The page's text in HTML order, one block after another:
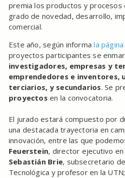
premia los productos y
grado de novedad, desarrollo,
comercial.
Este año, según informala
proyectos participantes se
investigadores, empresas y
emprendedores e inventores,
terciarios, y secundarios. Se
proyectos en la convocatoria.
El jurado estará compuesto por
una destacada trayectoria en
innovación, entre las que
Feuerstein, director ejecutivo en
Sebastián Brie, subsecretario
Tecnológica y profesor en la